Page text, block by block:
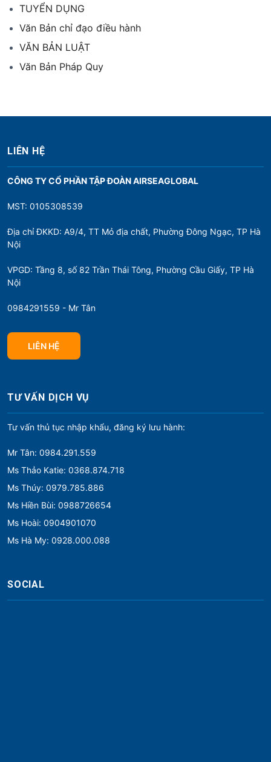
TUYỂN DỤNG
Văn Bản chỉ đạo điều hành
VĂN BẢN LUẬT
Văn Bản Pháp Quy
LIÊN HỆ
CÔNG TY CỔ PHẦN TẬP ĐOÀN AIRSEAGLOBAL
MST: 0105308539
Địa chỉ ĐKKD: A9/4, TT Mỏ địa chất, Phường Đông Ngạc, TP Hà
Nội
VPGD: Tầng 8, số 82 Trần Thái Tông, Phường Cầu Giấy, TP Hà
Nội
0984291559 - Mr Tân
LIÊN HỆ
TƯ VẤN DỊCH VỤ
Tư vấn thủ tục nhập khẩu, đăng ký lưu hành:
Mr Tân: 0984.291.559
Ms Thảo Katie: 0368.874.718
Ms Thúy: 0979.785.886
Ms Hiền Bùi: 0988726654
Ms Hoài: 0904901070
Ms Hà My: 0928.000.088
SOCIAL